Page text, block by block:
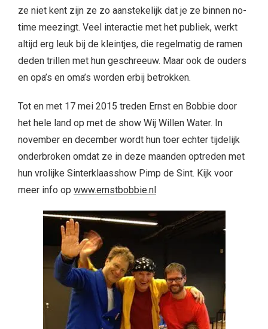
ze niet kent zijn ze zo aanstekelijk dat je ze binnen no-
time meezingt. Veel interactie met het publiek, werkt
altijd erg leuk bij de kleintjes, die regelmatig de ramen
deden trillen met hun geschreeuw. Maar ook de ouders
en opa’s en oma’s worden erbij betrokken.
Tot en met 17 mei 2015 treden Ernst en Bobbie door
het hele land op met de show Wij Willen Water. In
november en december wordt hun toer echter tijdelijk
onderbroken omdat ze in deze maanden optreden met
hun vrolijke Sinterklaasshow Pimp de Sint. Kijk voor
meer info op www.ernstbobbie.nl